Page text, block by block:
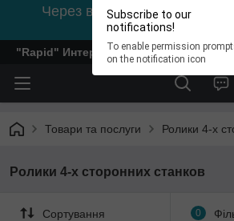
Subscribe to our
notifications!
To enable permission
on the notification icon
Через відсутність світла,
0978002056
"Rapid" Интернет-магазин
Товари та послуги Ролики 4-х
Ролики 4-х сторонних станков
Сортування 0